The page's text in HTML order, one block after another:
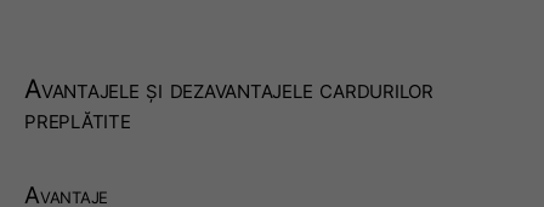
Avantajele și dezavantajele cardurilor
preplătite
Avantaje